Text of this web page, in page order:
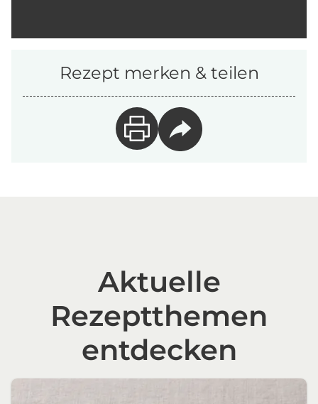
Rezept merken & teilen
Aktuelle
Rezeptthemen
entdecken